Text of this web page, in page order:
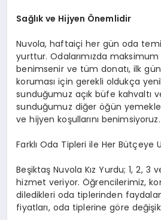
Sağlık ve Hijyen Önemlidir
Nuvola, haftaiçi her gün oda
yurttur. Odalarımızda maksimum
benimsenir ve tüm donatı, ilk
koruması için gerekli oldukça
sunduğumuz açık büfe kahvaltı
sunduğumuz diğer öğün
ve hijyen koşullarını benimsiyoruz.
Farklı Oda Tipleri ile Her Bütçeye
Beşiktaş Nuvola Kız Yurdu; 1, 2, 3
hizmet veriyor. Öğrencilerimiz,
diledikleri oda tiplerinden
fiyatları, oda tiplerine göre